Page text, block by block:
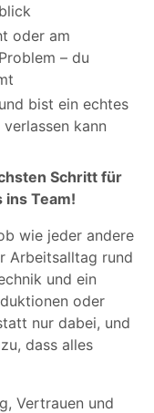
oder am
– du
bist ein echtes
kann
Schritt für
ins Team!
wie jeder andere
Arbeitsalltag rund
und ein
oder
nur dabei, und
dass alles
Vertrauen und